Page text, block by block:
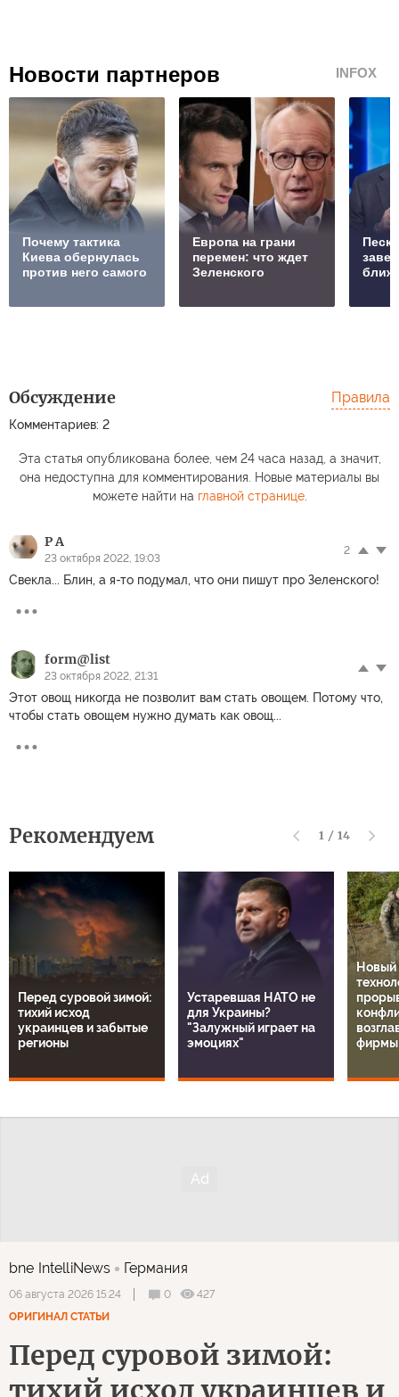
Новости партнеров INFOX
Почему тактика
Киева обернулась
против него самого
Европа на грани
перемен: что ждет
Зеленского
Обсуждение
Комментариев: 2
Правила
Эта статья опубликована более, чем 24 часа назад, а значит,
она недоступна для комментирования. Новые материалы вы
можете найти на главной странице.
P A
23 октября 2022, 19:03
2
Свекла... Блин, а я-то подумал, что они пишут про Зеленского!
form@list
23 октября 2022, 21:31
Этот овощ никогда не позволит вам стать овощем. Потому что,
чтобы стать овощем нужно думать как овощ...
Рекомендуем 1 / 14
Перед суровой зимой:
тихий исход
украинцев и забытые
регионы
Устаревшая НАТО не
для Украины?
"Залужный играет на
эмоциях"
Новый
фирмы
bne IntelliNews Германия
06 августа 2026 15:24 0
427
ОРИГИНАЛ СТАТЬИ
Перед суровой зимой:
тихий исход украинцев и